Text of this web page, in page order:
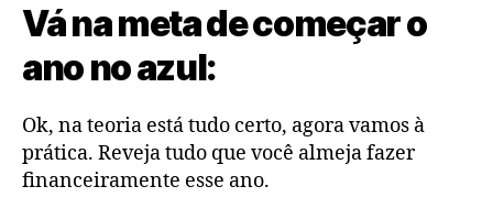
Vá na meta de começar o
ano no azul:
Ok, na teoria está tudo certo, agora vamos à
prática. Reveja tudo que você almeja fazer
financeiramente esse ano.